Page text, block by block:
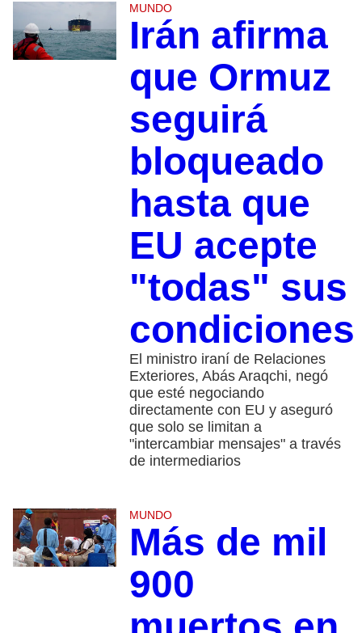
MUNDO
Irán afirma
que Ormuz
seguirá
bloqueado
hasta que
EU acepte
"todas" sus
condiciones
El ministro iraní de Relaciones
Exteriores, Abás Araqchi, negó
que esté negociando
directamente con EU y aseguró
que solo se limitan a
"intercambiar mensajes" a través
de intermediarios
MUNDO
Más de mil
900